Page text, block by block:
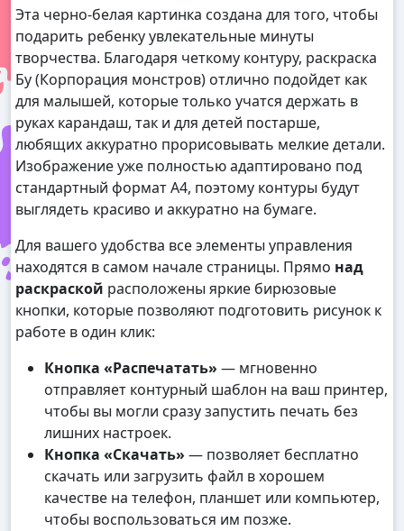
Эта черно-белая картинка создана для того, чтобы
подарить ребенку увлекательные минуты
творчества. Благодаря четкому контуру, раскраска
Бу (Корпорация монстров) отлично подойдет как
для малышей, которые только учатся держать в
руках карандаш, так и для детей постарше,
любящих аккуратно прорисовывать мелкие детали.
Изображение уже полностью адаптировано под
стандартный формат А4, поэтому контуры будут
выглядеть красиво и аккуратно на бумаге.
Для вашего удобства все элементы управления
находятся в самом начале страницы. Прямо над
раскраской расположены яркие бирюзовые
кнопки, которые позволяют подготовить рисунок к
работе в один клик:
Кнопка «Распечатать» — мгновенно
отправляет контурный шаблон на ваш принтер,
чтобы вы могли сразу запустить печать без
лишних настроек.
Кнопка «Скачать» — позволяет бесплатно
скачать или загрузить файл в хорошем
качестве на телефон, планшет или компьютер,
чтобы воспользоваться им позже.